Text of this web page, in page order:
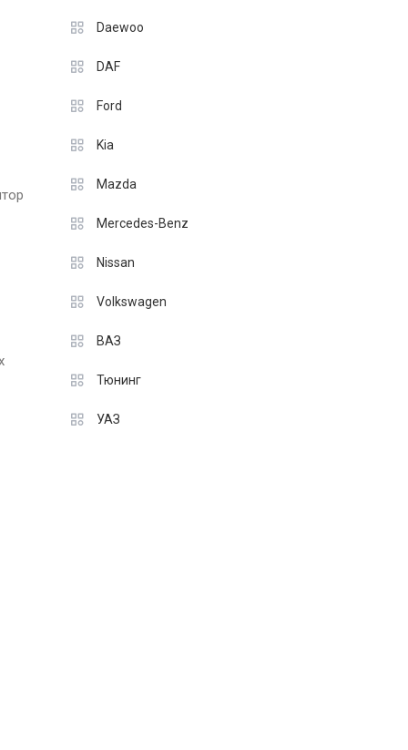
Daewoo
DAF
Ford
Kia
Mazda
Mercedes-Benz
Nissan
Volkswagen
ВАЗ
Тюнинг
УАЗ